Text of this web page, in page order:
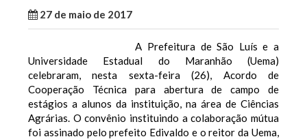
27 de maio de 2017
A Prefeitura de São Luís e a
Universidade Estadual do Maranhão (Uema)
celebraram, nesta sexta-feira (26), Acordo de
Cooperação Técnica para abertura de campo de
estágios a alunos da instituição, na área de Ciências
Agrárias. O convênio instituindo a colaboração mútua
foi assinado pelo prefeito Edivaldo e o reitor da Uema,